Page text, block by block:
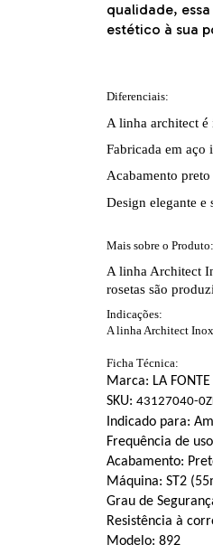
qualidade,
estético à sua
Diferenciais:
A linha architect é
Fabricada em aço
Acabamento
Design elegante e
Mais sobre o Produto:
A linha Architect
rosetas são
Indicações:
A linha Architect
Ficha Técnica:
Marca: LA FONTE
SKU: 43127040-
Indicado para:
Frequência de
Acabamento:
Máquina: ST2
Grau de
Resistência à
Modelo: 892